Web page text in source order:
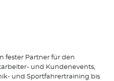
fester Partner für den
und Kundenevents,
und Sportfahrertraining bis